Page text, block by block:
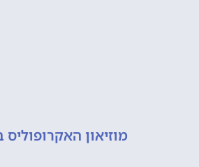
מוזיאון האקרופוליס באתונה